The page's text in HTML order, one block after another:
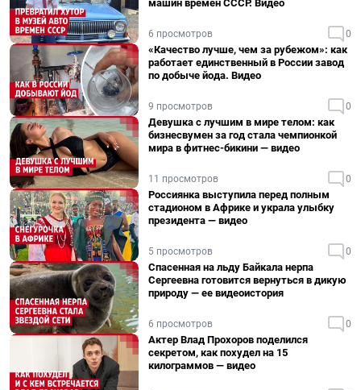
машин времен СССР. Видео
6 просмотров 0
«Качество лучше, чем за рубежом»: как
работает единственный в России завод
по добыче йода. Видео
9 просмотров 0
Девушка с лучшим в мире телом: как
бизнесвумен за год стала чемпионкой
мира в фитнес-бикини — видео
11 просмотров 0
Россиянка выступила перед полным
стадионом в Африке и украла улыбку
президента — видео
5 просмотров 0
Спасенная на льду Байкала нерпа
Сергеевна готовится вернуться в дикую
природу — ее видеоистория
6 просмотров 0
Актер Влад Прохоров поделился
секретом, как похудел на 15
килограммов — видео